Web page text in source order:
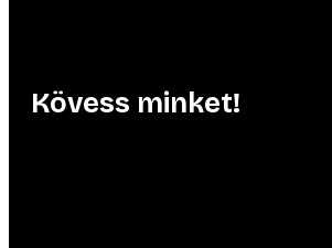
Kövess minket!